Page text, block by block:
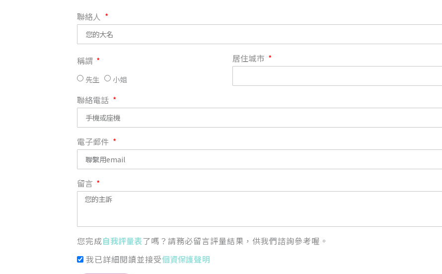
聯絡人
稱謂
先生 小姐
居住城市
聯絡電話
電子郵件
留言
您完成自我評量表了嗎？請務必留言評量結果，供我們諮詢參考喔。
我已詳細閱讀並接受個資保護聲明
【會費】
入會費新臺幣1200元，於會員入會時繳納；常年會費1200
元，於每年度繳納。
戶名: 社團法人台灣自律神經健康培訓暨發展協會